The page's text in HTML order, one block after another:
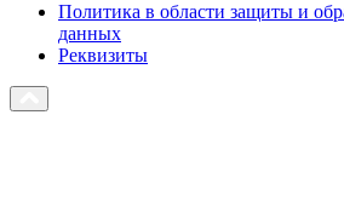
Политика в области защиты и
данных
Реквизиты